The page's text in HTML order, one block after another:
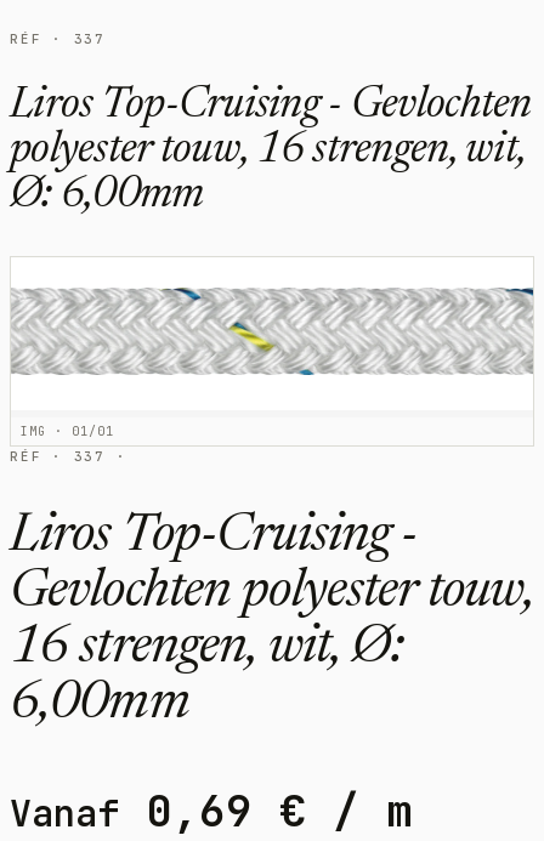
RÉF · 337
Liros Top-Cruising - Gevlochten
polyester touw, 16 strengen, wit,
Ø: 6,00mm
IMG · 01/01
RÉF · 337 ·
Liros Top-Cruising -
Gevlochten polyester touw,
16 strengen, wit, Ø:
6,00mm
Vanaf 0,69 € / m